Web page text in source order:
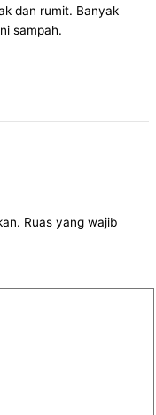
dan rumit. Banyak
sampah.
Ruas yang wajib